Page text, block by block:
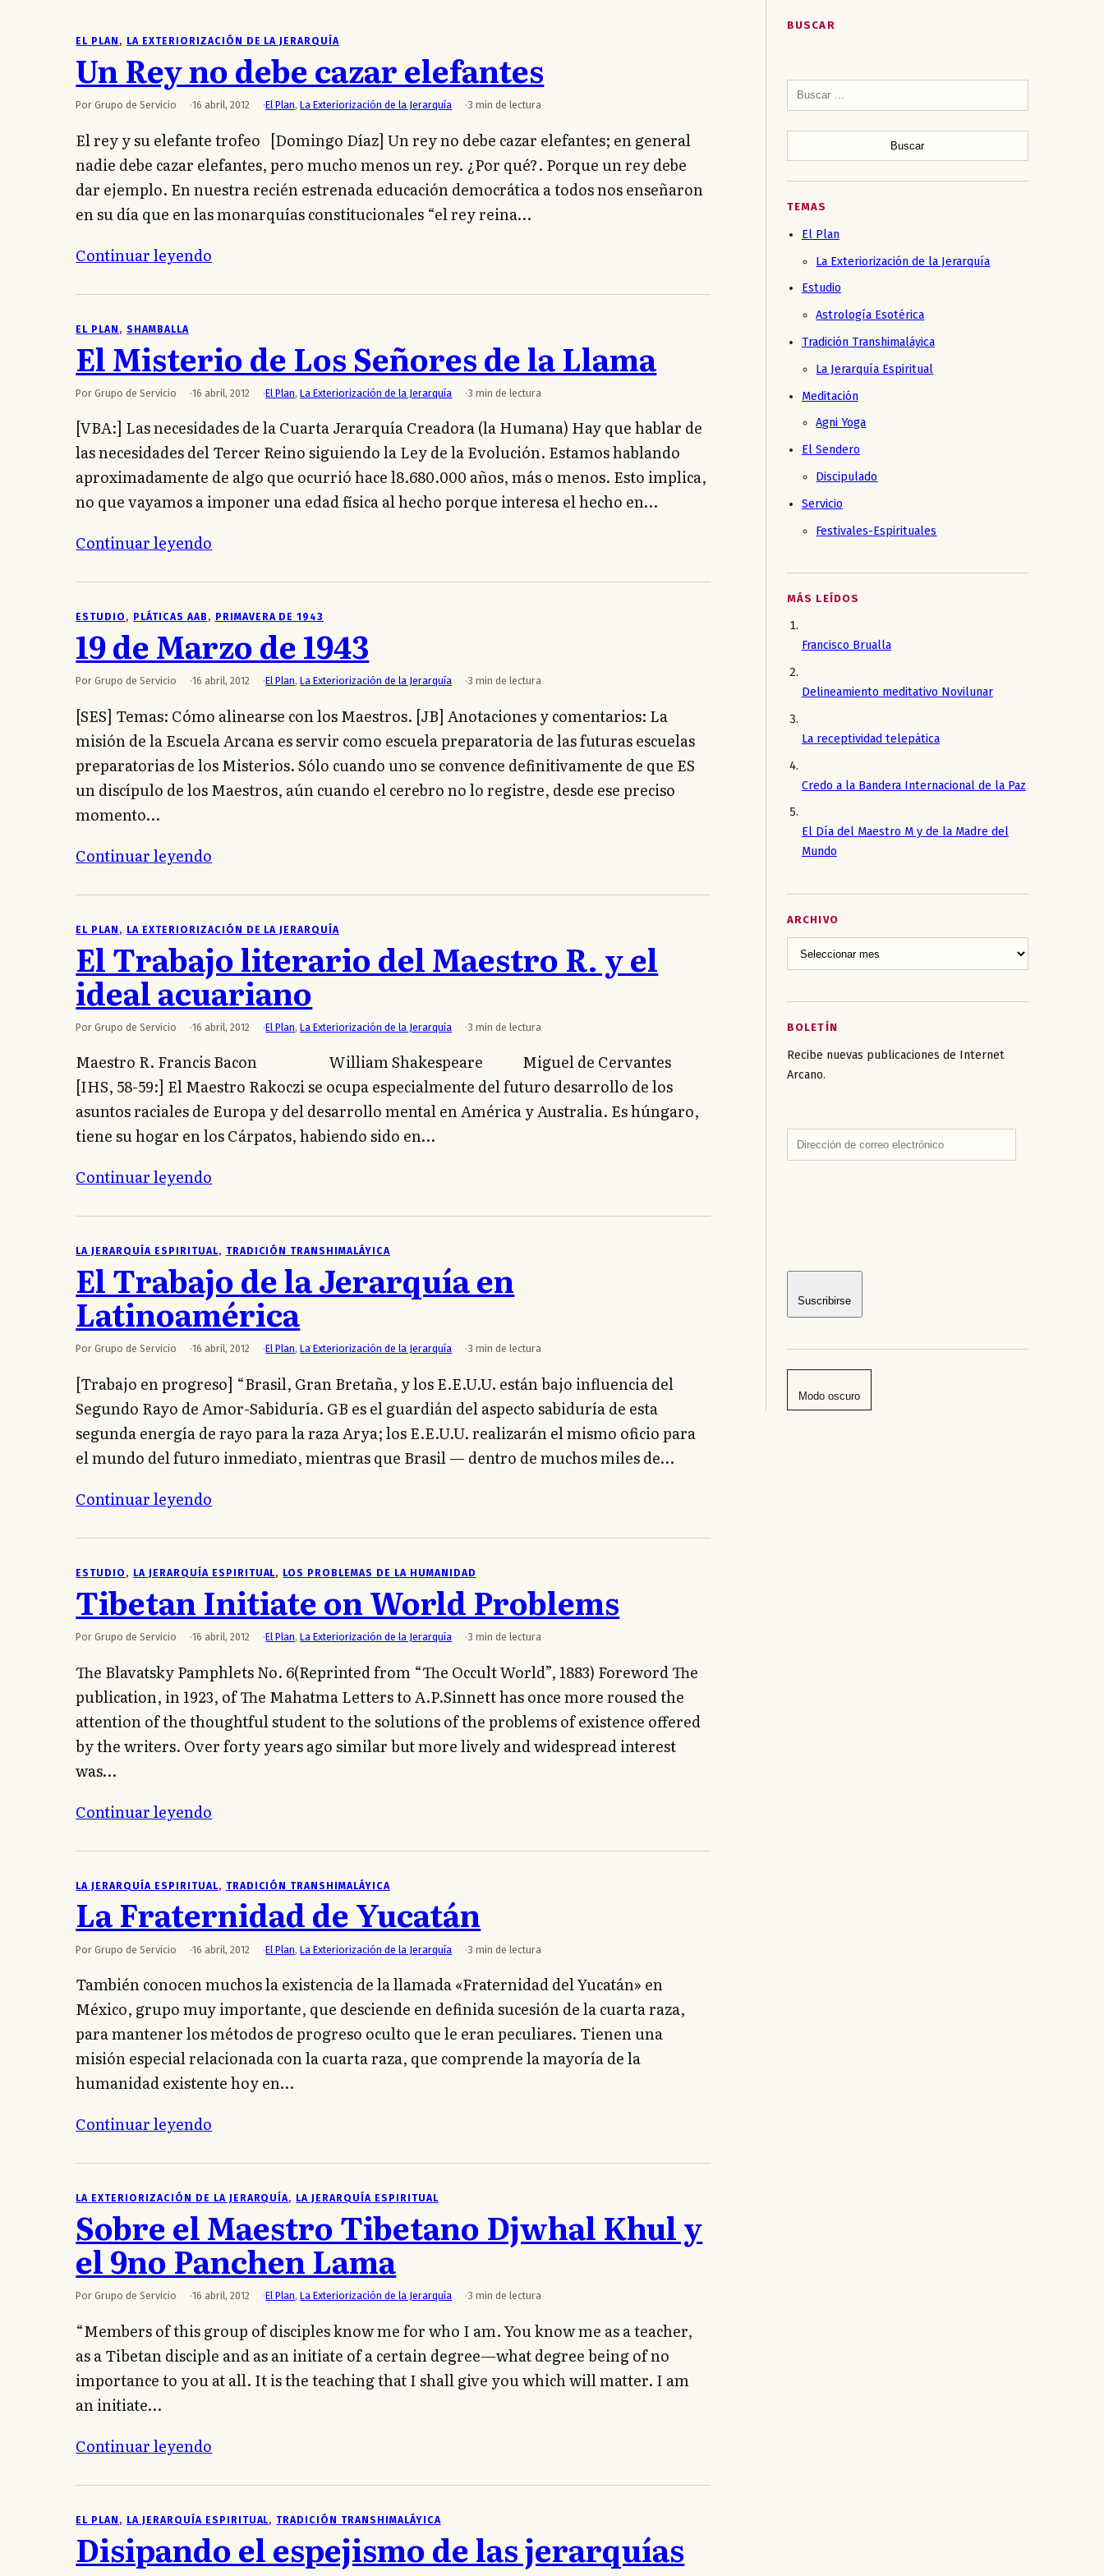
EL PLAN , LA EXTERIORIZACIÓN DE LA JERARQUÍA
Un Rey no debe cazar elefantes
Por Grupo de Servicio 16 abril, 2012 El Plan,La Exteriorización de la Jerarquía 3 min de lectura
El rey y su elefante trofeo [Domingo Díaz] Un rey no debe cazar elefantes; en general
nadie debe cazar elefantes, pero mucho menos un rey. ¿Por qué?. Porque un rey debe
dar ejemplo. En nuestra recién estrenada educación democrática a todos nos enseñaron
en su día que en las monarquías constitucionales “el rey reina…
Continuar leyendo
EL PLAN , SHAMBALLA
El Misterio de Los Señores de la Llama
Por Grupo de Servicio 16 abril, 2012 El Plan,La Exteriorización de la Jerarquía 3 min de lectura
[VBA:] Las necesidades de la Cuarta Jerarquía Creadora (la Humana) Hay que hablar de
las necesidades del Tercer Reino siguiendo la Ley de la Evolución. Estamos hablando
aproximadamente de algo que ocurrió hace l8.680.000 años, más o menos. Esto implica,
no que vayamos a imponer una edad física al hecho porque interesa el hecho en…
Continuar leyendo
ESTUDIO , PLÁTICAS AAB , PRIMAVERA DE 1943
19 de Marzo de 1943
Por Grupo de Servicio 16 abril, 2012 El Plan,La Exteriorización de la Jerarquía 3 min de lectura
[SES] Temas: Cómo alinearse con los Maestros. [JB] Anotaciones y comentarios: La
misión de la Escuela Arcana es servir como escuela preparatoria de las futuras escuelas
preparatorias de los Misterios. Sólo cuando uno se convence definitivamente de que ES
un discípulo de los Maestros, aún cuando el cerebro no lo registre, desde ese preciso
momento…
Continuar leyendo
EL PLAN , LA EXTERIORIZACIÓN DE LA JERARQUÍA
El Trabajo literario del Maestro R. y el
ideal acuariano
Por Grupo de Servicio 16 abril, 2012 El Plan,La Exteriorización de la Jerarquía 3 min de lectura
Maestro R. Francis Bacon William Shakespeare Miguel de Cervantes
[IHS, 58-59:] El Maestro Rakoczi se ocupa especialmente del futuro desarrollo de los
asuntos raciales de Europa y del desarrollo mental en América y Australia. Es húngaro,
tiene su hogar en los Cárpatos, habiendo sido en…
Continuar leyendo
LA JERARQUÍA ESPIRITUAL, TRADICIÓN TRANSHIMALÁYICA
El Trabajo de la Jerarquía en
Latinoamérica
Por Grupo de Servicio 16 abril, 2012 El Plan,La Exteriorización de la Jerarquía 3 min de lectura
[Trabajo en progreso] “Brasil, Gran Bretaña, y los E.E.U.U. están bajo influencia del
Segundo Rayo de Amor-Sabiduría. GB es el guardián del aspecto sabiduría de esta
segunda energía de rayo para la raza Arya; los E.E.U.U. realizarán el mismo oficio para
el mundo del futuro inmediato, mientras que Brasil — dentro de muchos miles de…
Continuar leyendo
ESTUDIO , LA JERARQUÍA ESPIRITUAL, LOS PROBLEMAS DE LA HUMANIDAD
Tibetan Initiate on World Problems
Por Grupo de Servicio 16 abril, 2012 El Plan,La Exteriorización de la Jerarquía 3 min de lectura
The Blavatsky Pamphlets No. 6(Reprinted from “The Occult World”, 1883) Foreword The
publication, in 1923, of The Mahatma Letters to A.P.Sinnett has once more roused the
attention of the thoughtful student to the solutions of the problems of existence offered
by the writers. Over forty years ago similar but more lively and widespread interest
was…
Continuar leyendo
LA JERARQUÍA ESPIRITUAL, TRADICIÓN TRANSHIMALÁYICA
La Fraternidad de Yucatán
Por Grupo de Servicio 16 abril, 2012 El Plan,La Exteriorización de la Jerarquía 3 min de lectura
También conocen muchos la existencia de la llamada «Fraternidad del Yucatán» en
México, grupo muy importante, que desciende en definida sucesión de la cuarta raza,
para mantener los métodos de progreso oculto que le eran peculiares. Tienen una
misión especial relacionada con la cuarta raza, que comprende la mayoría de la
humanidad existente hoy en…
Continuar leyendo
LA EXTERIORIZACIÓN DE LA JERARQUÍA, LA JERARQUÍA ESPIRITUAL
Sobre el Maestro Tibetano Djwhal Khul y
el 9no Panchen Lama
Por Grupo de Servicio 16 abril, 2012 El Plan,La Exteriorización de la Jerarquía 3 min de lectura
“Members of this group of disciples know me for who I am. You know me as a teacher,
as a Tibetan disciple and as an initiate of a certain degree—what degree being of no
importance to you at all. It is the teaching that I shall give you which will matter. I am
an initiate…
Continuar leyendo
EL PLAN , LA JERARQUÍA ESPIRITUAL, TRADICIÓN TRANSHIMALÁYICA
Disipando el espejismo de las jerarquías
BUSCAR
TEMAS
El Plan
La Exteriorización de la Jerarquía
Estudio
Astrología Esotérica
Tradición Transhimaláyica
La Jerarquía Espiritual
Meditación
Agni Yoga
El Sendero
Discipulado
Servicio
Festivales-Espirituales
MÁS LEÍDOS
Francisco Brualla
Delineamiento meditativo Novilunar
La receptividad telepática
Credo a la Bandera Internacional de la Paz
El Día del Maestro M y de la Madre del
Mundo
ARCHIVO
BOLETÍN
Recibe nuevas publicaciones de Internet
Arcano.
Dirección
de
Suscribirse
Modo oscuro